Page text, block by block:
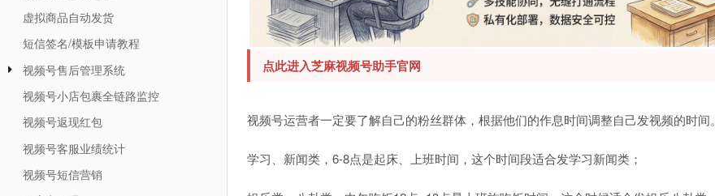
虚拟商品自动发货
短信签名/模板申请教程
视频号售后管理系统
视频号小店包裹全链路监控
视频号返现红包
视频号客服业绩统计
视频号短信营销
点此进入芝麻视频号助手官网
视频号运营者一定要了解自己的粉丝群体，根据他们的作息时间调整自己发视频的时间。
学习、新闻类，6-8点是起床、上班时间，这个时间段适合发学习新闻类；